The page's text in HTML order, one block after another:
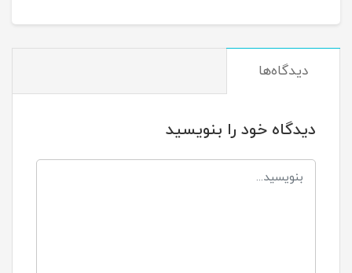
دیدگاه‌ها
دیدگاه خود را بنویسید